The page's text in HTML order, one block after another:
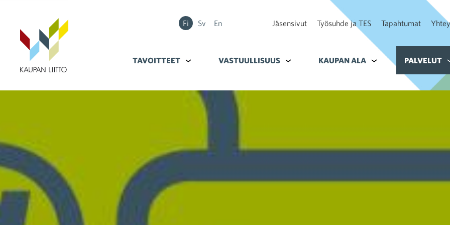
Fi Sv En Jäsensivut Työsuhde ja TES Tapahtumat
TAVOITTEET Alavalikko kohteelle Tavoitteet
VASTUULLISUUS Alavalikko kohteelle Vastuullisuus
KAUPAN ALA Alavalikko kohteelle
PALVELUT